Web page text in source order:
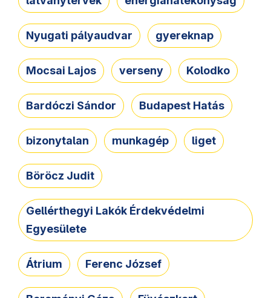
Nyugati pályaudvar gyereknap
Mocsai Lajos verseny Kolodko
Bardóczi Sándor Budapest Hatás
bizonytalan munkagép liget
Böröcz Judit
Gellérthegyi Lakók Érdekvédelmi
Egyesülete
Átrium Ferenc József